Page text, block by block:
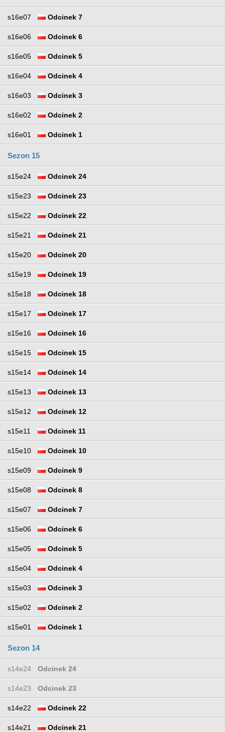
s16e07 Odcinek 7
s16e06 Odcinek 6
s16e05 Odcinek 5
s16e04 Odcinek 4
s16e03 Odcinek 3
s16e02 Odcinek 2
s16e01 Odcinek 1
Sezon 15
s15e24 Odcinek 24
s15e23 Odcinek 23
s15e22 Odcinek 22
s15e21 Odcinek 21
s15e20 Odcinek 20
s15e19 Odcinek 19
s15e18 Odcinek 18
s15e17 Odcinek 17
s15e16 Odcinek 16
s15e15 Odcinek 15
s15e14 Odcinek 14
s15e13 Odcinek 13
s15e12 Odcinek 12
s15e11 Odcinek 11
s15e10 Odcinek 10
s15e09 Odcinek 9
s15e08 Odcinek 8
s15e07 Odcinek 7
s15e06 Odcinek 6
s15e05 Odcinek 5
s15e04 Odcinek 4
s15e03 Odcinek 3
s15e02 Odcinek 2
s15e01 Odcinek 1
Sezon 14
s14e24 Odcinek 24
s14e23 Odcinek 23
s14e22 Odcinek 22
s14e21 Odcinek 21